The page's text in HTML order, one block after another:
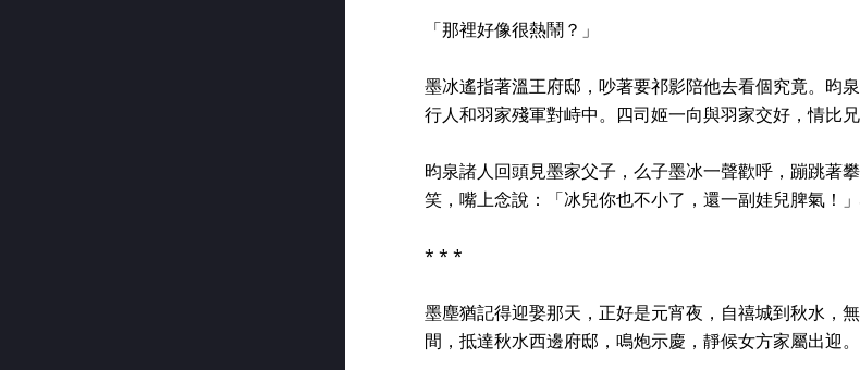
「那裡好像很熱鬧？」
墨冰遙指著溫王府邸，吵著要祁影陪他去看個究竟。昀
行人和羽家殘軍對峙中。四司姬一向與羽家交好，情比
昀泉諸人回頭見墨家父子，么子墨冰一聲歡呼，蹦跳著
笑，嘴上念說：「冰兒你也不小了，還一副娃兒脾氣！
* * *
墨塵猶記得迎娶那天，正好是元宵夜，自禧城到秋水，
間，抵達秋水西邊府邸，鳴炮示慶，靜候女方家屬出迎。